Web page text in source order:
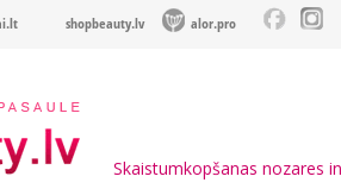
shopbeauty.lv alor.pro
Skaistumkopšanas nozares